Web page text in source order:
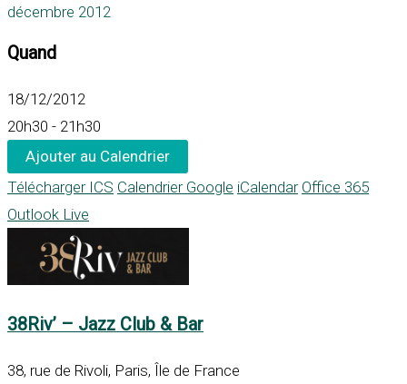
décembre 2012
Quand
18/12/2012
20h30 - 21h30
Ajouter au Calendrier
Télécharger ICS Calendrier Google iCalendar Office 365
Outlook Live
38Riv’ – Jazz Club & Bar
38, rue de Rivoli, Paris, Île de France